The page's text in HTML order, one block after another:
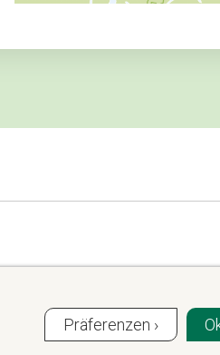
Präferenzen ›